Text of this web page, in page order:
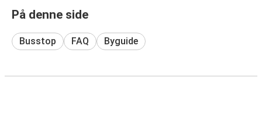
På denne side
Busstop FAQ Byguide